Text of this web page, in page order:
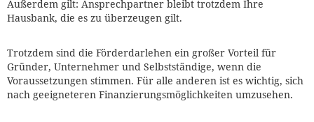
Außerdem gilt: Ansprechpartner bleibt trotzdem Ihre
Hausbank, die es zu überzeugen gilt.
Trotzdem sind die Förderdarlehen ein großer Vorteil für
Gründer, Unternehmer und Selbstständige, wenn die
Voraussetzungen stimmen. Für alle anderen ist es wichtig, sich
nach geeigneteren Finanzierungsmöglichkeiten umzusehen.